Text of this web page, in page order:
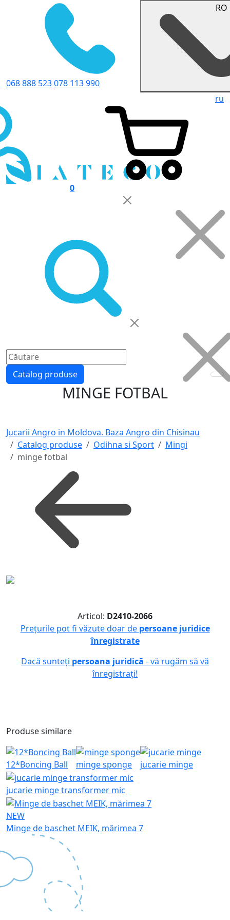
068 888 523078 113 990
ru
0
Catalog produse
MINGE FOTBAL
Jucarii Angro in Moldova. Baza Angro din Chisinau
Catalog produse
Odihna si Sport
Mingi
minge fotbal
Articol: D2410-2066
Prețurile pot fi văzute doar de persoane juridice
înregistrate
Dacă sunteți persoana juridică - vă rugăm să vă
înregistrați!
Produse similare
12*Boncing Ball minge sponge jucarie minge
jucarie minge transformer mic
NEW
Minge de baschet MEIK, mărimea 7